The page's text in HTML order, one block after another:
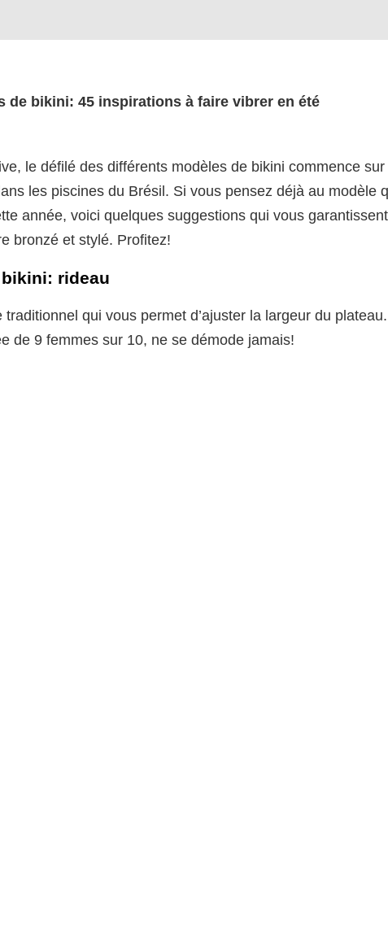
de bikini: 45 inspirations à faire vibrer en été
le défilé des différents modèles de bikini commence
les piscines du Brésil. Si vous pensez déjà au modèle
année, voici quelques suggestions qui vous
bronzé et stylé. Profitez!
rideau
traditionnel qui vous permet d’ajuster la largeur du
de 9 femmes sur 10, ne se démode jamais!